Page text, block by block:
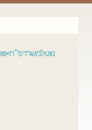
נווט למשרד פ״ת